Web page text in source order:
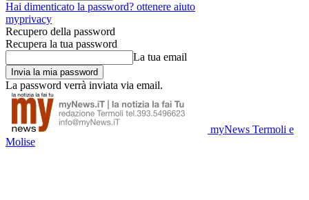
Hai dimenticato la password? ottenere aiuto
myprivacy
Recupero della password
Recupera la tua password
La tua email
La password verrà inviata via email.
myNews Termoli e
Molise